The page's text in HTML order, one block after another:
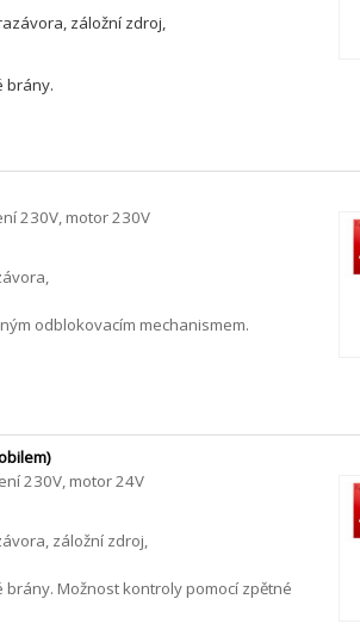
záložní zdroj,
brány.
230V, motor 230V
odblokovacím mechanismem.
230V, motor 24V
záložní zdroj,
Možnost kontroly pomocí zpětné